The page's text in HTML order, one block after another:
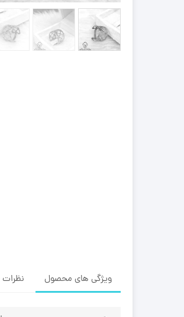
ویژگی های محصول نظرات